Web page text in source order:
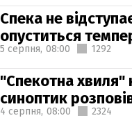
Спека не
опуститься
5 серпня, 08:00 1292
"Спекотна хвиля"
синоптик
4 серпня, 08:00 2324